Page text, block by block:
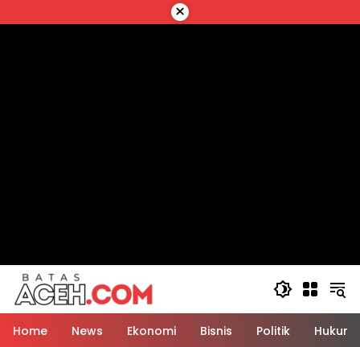
ke
×
Home News Ekonomi Bisnis Politik Hukum